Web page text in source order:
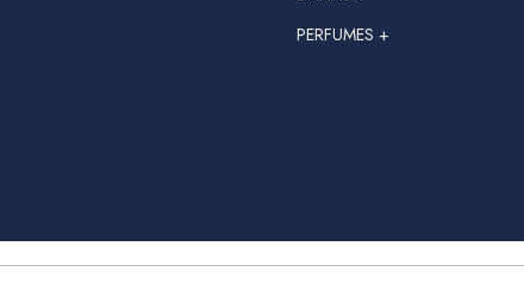
COMBOS
LINHA DANGER +
LINHA IRON JACK +
PERFUMES +